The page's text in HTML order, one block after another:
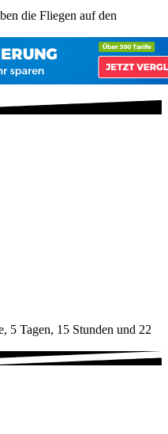
die Fliegen auf den
5 Tagen, 15 Stunden und 22